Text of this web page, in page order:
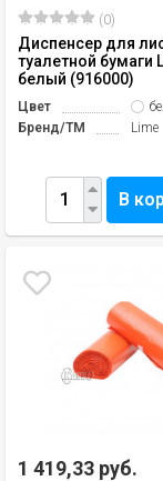
(0)
Диспенсер для
туалетной бумаги
белый (916000)
Цвет
Бренд/TM
Lime
В
1 419,33 руб.